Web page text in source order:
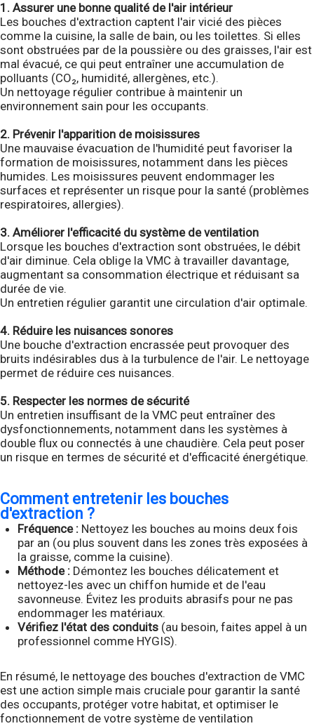
1. Assurer une bonne qualité de l'air intérieur
Les bouches d'extraction captent l'air vicié des pièces
comme la cuisine, la salle de bain, ou les toilettes. Si elles
sont obstruées par de la poussière ou des graisses, l'air est
mal évacué, ce qui peut entraîner une accumulation de
polluants (CO₂, humidité, allergènes, etc.).
Un nettoyage régulier contribue à maintenir un
environnement sain pour les occupants.
2. Prévenir l'apparition de moisissures
Une mauvaise évacuation de l'humidité peut favoriser la
formation de moisissures, notamment dans les pièces
humides. Les moisissures peuvent endommager les
surfaces et représenter un risque pour la santé (problèmes
respiratoires, allergies).
3. Améliorer l'efficacité du système de ventilation
Lorsque les bouches d'extraction sont obstruées, le débit
d'air diminue. Cela oblige la VMC à travailler davantage,
augmentant sa consommation électrique et réduisant sa
durée de vie.
Un entretien régulier garantit une circulation d'air optimale.
4. Réduire les nuisances sonores
Une bouche d'extraction encrassée peut provoquer des
bruits indésirables dus à la turbulence de l'air. Le nettoyage
permet de réduire ces nuisances.
5. Respecter les normes de sécurité
Un entretien insuffisant de la VMC peut entraîner des
dysfonctionnements, notamment dans les systèmes à
double flux ou connectés à une chaudière. Cela peut poser
un risque en termes de sécurité et d'efficacité énergétique.
Comment entretenir les bouches
d'extraction ?
Fréquence : Nettoyez les bouches au moins deux fois
par an (ou plus souvent dans les zones très exposées à
la graisse, comme la cuisine).
Méthode : Démontez les bouches délicatement et
nettoyez-les avec un chiffon humide et de l'eau
savonneuse. Évitez les produits abrasifs pour ne pas
endommager les matériaux.
Vérifiez l'état des conduits (au besoin, faites appel à un
professionnel comme HYGIS).
En résumé, le nettoyage des bouches d'extraction de VMC
est une action simple mais cruciale pour garantir la santé
des occupants, protéger votre habitat, et optimiser le
fonctionnement de votre système de ventilation